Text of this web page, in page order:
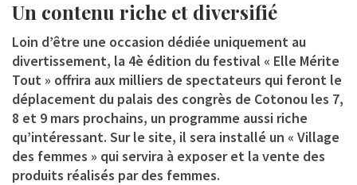
Un contenu riche et diversifié
Loin d’être une occasion dédiée uniquement au
divertissement, la 4è édition du festival « Elle Mérite
Tout » offrira aux milliers de spectateurs qui feront le
déplacement du palais des congrès de Cotonou les 7,
8 et 9 mars prochains, un programme aussi riche
qu’intéressant. Sur le site, il sera installé un « Village
des femmes » qui servira à exposer et la vente des
produits réalisés par des femmes.